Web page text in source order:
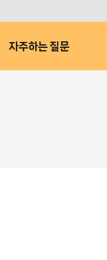
자주하는 질문